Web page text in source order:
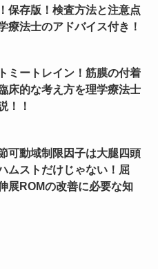
保存版！検査方法と注意点
療法士のアドバイス付き！
ミートレイン！筋膜の付着
床的な考え方を理学療法士
！！
可動域制限因子は大腿四頭
ムストだけじゃない！屈
展ROMの改善に必要な知